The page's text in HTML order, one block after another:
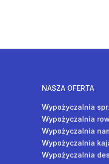
NASZA OFERTA
Wypożyczalnia
Wypożyczalnia
Wypożyczalnia
Wypożyczalnia
Wypożyczalnia